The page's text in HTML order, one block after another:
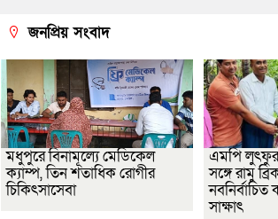
জনপ্রিয় সংবাদ
মধুপুরে বিনামূল্যে মেডিকেল
ক্যাম্প, তিন শতাধিক রোগীর
চিকিৎসাসেবা
এমপি
সঙ্গে রামু
সাক্ষাৎ